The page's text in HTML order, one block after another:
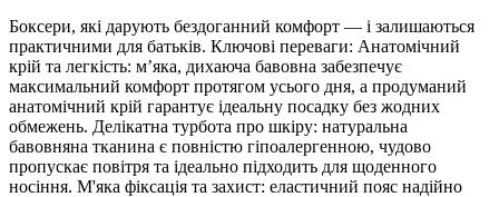
Боксери, які дарують бездоганний комфорт — і залишаються
практичними для батьків. Ключові переваги: Анатомічний
крій та легкість: м’яка, дихаюча бавовна забезпечує
максимальний комфорт протягом усього дня, а продуманий
анатомічний крій гарантує ідеальну посадку без жодних
обмежень. Делікатна турбота про шкіру: натуральна
бавовняна тканина є повністю гіпоалергенною, чудово
пропускає повітря та ідеально підходить для щоденного
носіння. М'яка фіксація та захист: еластичний пояс надійно